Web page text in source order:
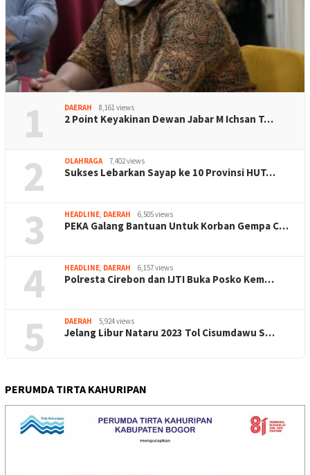
1 DAERAH 8,161 views
2 Point Keyakinan Dewan Jabar M Ichsan T…
2 OLAHRAGA 7,402 views
Sukses Lebarkan Sayap ke 10 Provinsi HUT…
3 HEADLINE, DAERAH 6,505 views
PEKA Galang Bantuan Untuk Korban Gempa C…
4 HEADLINE, DAERAH 6,157 views
Polresta Cirebon dan IJTI Buka Posko Kem…
5 DAERAH 5,924 views
Jelang Libur Nataru 2023 Tol Cisumdawu S…
PERUMDA TIRTA KAHURIPAN